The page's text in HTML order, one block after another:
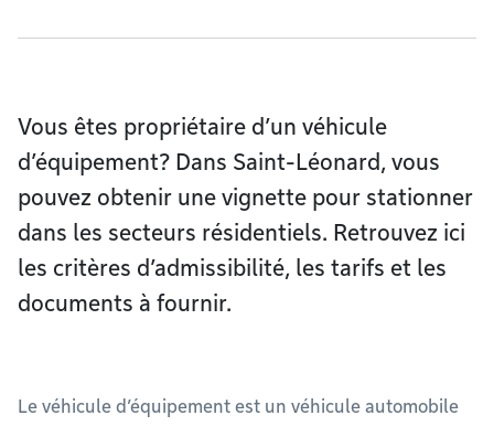
Vous êtes propriétaire d’un véhicule
d’équipement? Dans Saint-Léonard, vous
pouvez obtenir une vignette pour stationner
dans les secteurs résidentiels. Retrouvez ici
les critères d’admissibilité, les tarifs et les
documents à fournir.
Le véhicule d’équipement est un véhicule automobile